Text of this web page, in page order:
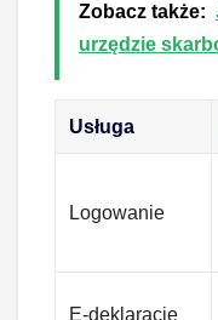
Zobacz także:
urzędzie
Usługa
Logowanie
E-deklaracje